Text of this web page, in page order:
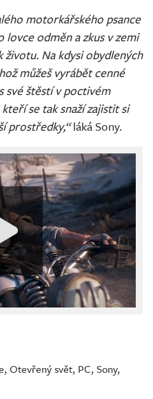
motorkářského psance
lovce odměn a zkus v zemi
Na kdysi obydlených
můžeš vyrábět cenné
své štěstí v poctivém
se tak snaží zajistit si
prostředky,“láká Sony.
,Otevřený svět, PC,Sony,